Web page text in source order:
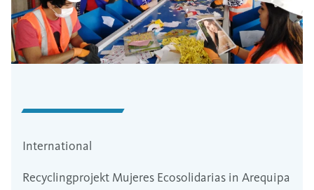
International
Recyclingprojekt Mujeres Ecosolidarias in Arequipa